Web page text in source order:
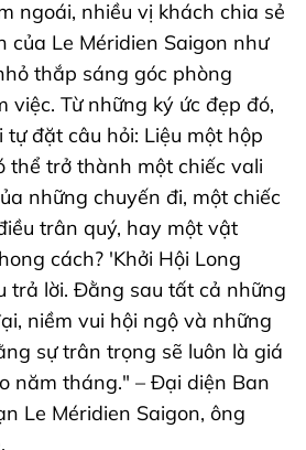
ngoái, nhiều vị khách chia sẻ
của Le Méridien Saigon như
thắp sáng góc phòng
việc. Từ những ký ức đẹp đó,
đặt câu hỏi: Liệu một hộp
thể trở thành một chiếc vali
những chuyến đi, một chiếc
trân quý, hay một vật
cách? 'Khởi Hội Long
trả lời. Đằng sau tất cả những
niềm vui hội ngộ và những
sự trân trọng sẽ luôn là giá
năm tháng." – Đại diện Ban
Le Méridien Saigon, ông